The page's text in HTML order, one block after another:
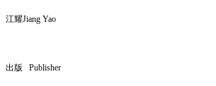
江耀Jiang Yao
出版 Publisher